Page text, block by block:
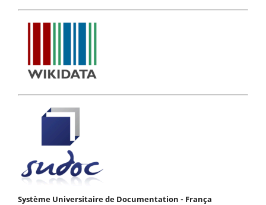
Système Universitaire de Documentation - França